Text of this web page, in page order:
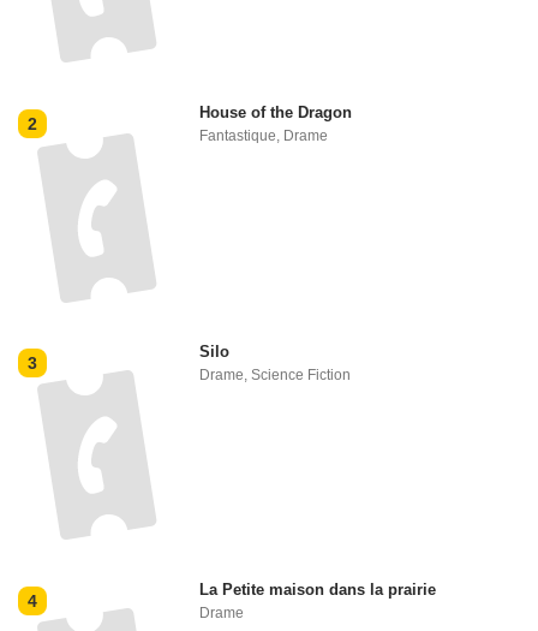
2
House of the Dragon
Fantastique, Drame
3
Silo
Drame ,Science Fiction
4
La Petite maison dans la prairie
Drame